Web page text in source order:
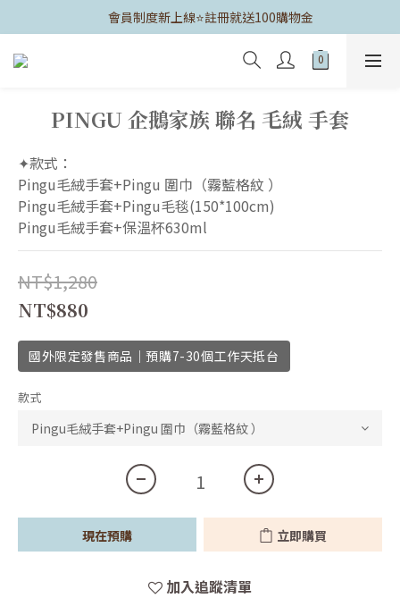
	會員制度新上線⭐️註冊就送100購物金
PINGU 企鵝家族 聯名 毛絨 手套
✦款式：
Pingu毛絨手套+Pingu 圍巾（霧藍格紋 ）
Pingu毛絨手套+Pingu毛毯(150*100cm)
Pingu毛絨手套+保溫杯630ml
NT$1,280
NT$880
國外限定發售商品｜預購7-30個工作天抵台
款式
現在預購 立即購買
加入追蹤清單